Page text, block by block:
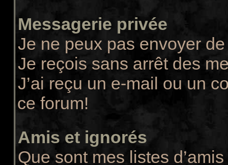
Messagerie privée
Je ne peux pas envoyer
Je reçois sans arrêt des
J’ai reçu un e-mail ou un
ce forum!
Amis et ignorés
Que sont mes listes